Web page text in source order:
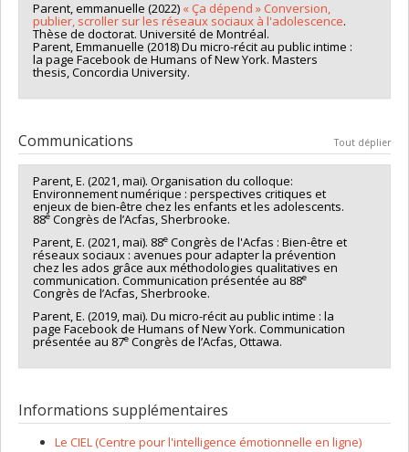
Parent, emmanuelle (2022) « Ça dépend » Conversion,
publier, scroller sur les réseaux sociaux à l'adolescence.
Thèse de doctorat. Université de Montréal.
Parent, Emmanuelle (2018) Du micro-récit au public intime :
la page Facebook de Humans of New York. Masters
thesis, Concordia University.
Communications Tout déplier
Parent, E. (2021, mai). Organisation du colloque:
Environnement numérique : perspectives critiques et
enjeux de bien-être chez les enfants et les adolescents.
88e Congrès de l’Acfas, Sherbrooke.
Parent, E. (2021, mai). 88e Congrès de l'Acfas : Bien-être et
réseaux sociaux : avenues pour adapter la prévention
chez les ados grâce aux méthodologies qualitatives en
communication. Communication présentée au 88e
Congrès de l’Acfas, Sherbrooke.
Parent, E. (2019, mai). Du micro-récit au public intime : la
page Facebook de Humans of New York. Communication
présentée au 87e Congrès de l’Acfas, Ottawa.
Informations supplémentaires
Le CIEL (Centre pour l'intelligence émotionnelle en ligne)